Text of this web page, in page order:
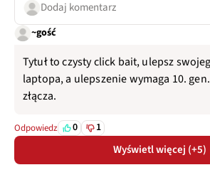
Dodaj komentarz
~gość
Tytuł to czysty click bait, ulepsz
laptopa, a ulepszenie wymaga 10.
złącza.
Odpowiedz 0 1
Wyświetl więcej (+5)